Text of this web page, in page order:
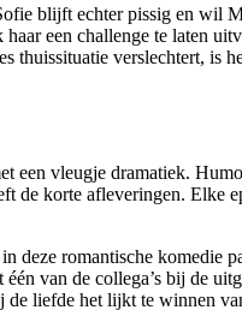
blijft echter pissig en wil
een challenge te laten
thuissituatie verslechtert, is
een vleugje dramatiek.
de korte afleveringen. Elke
deze romantische komedie
één van de collega’s bij de
liefde het lijkt te winnen